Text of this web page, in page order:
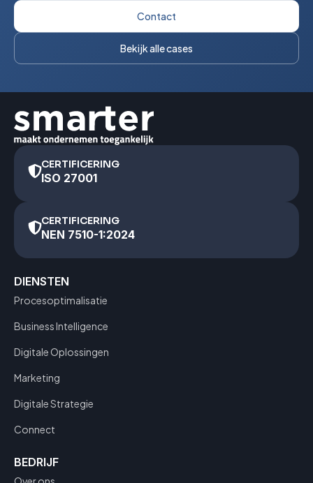
Contact
Bekijk alle cases
CERTIFICERING
ISO 27001
CERTIFICERING
NEN 7510-1:2024
DIENSTEN
Procesoptimalisatie
Business Intelligence
Digitale Oplossingen
Marketing
Digitale Strategie
Connect
BEDRIJF